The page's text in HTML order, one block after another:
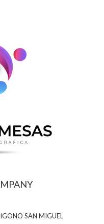
SAN MIGUEL